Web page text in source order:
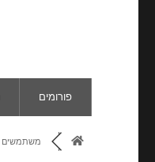
פורומים
משתמשים